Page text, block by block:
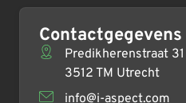
Contactgegevens
Predikherenstraat 31
3512 TM Utrecht
info@i-aspect.com